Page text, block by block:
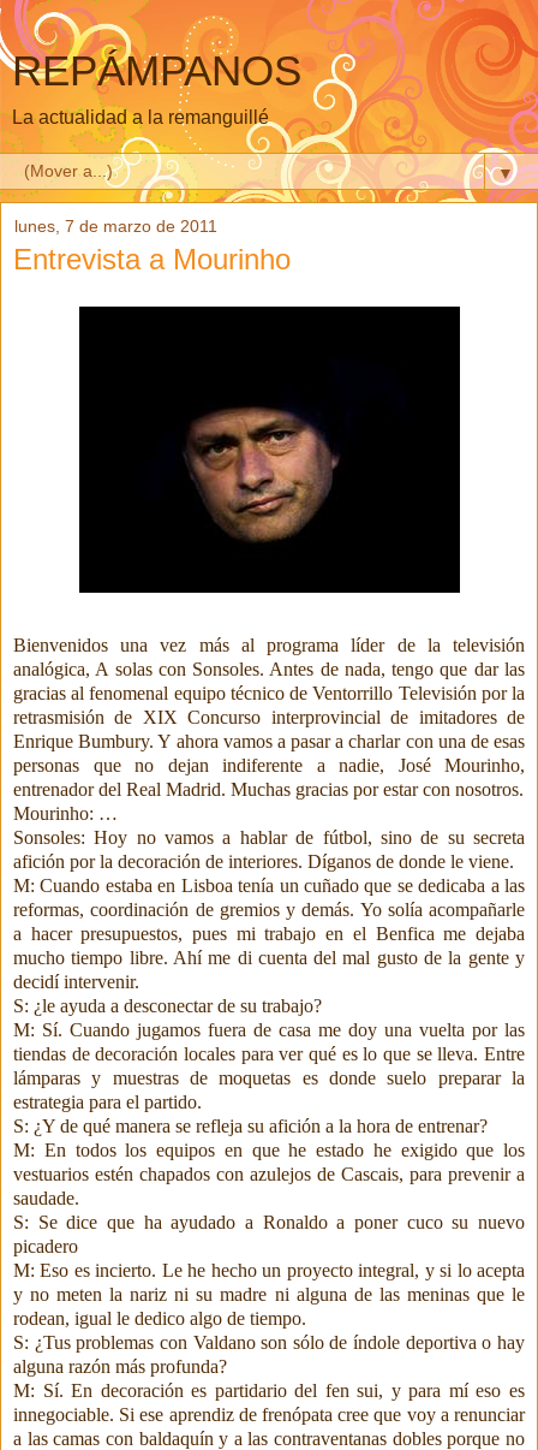
REPÁMPANOS
La actualidad a la remanguillé
▼
lunes, 7 de marzo de 2011
Entrevista a Mourinho
Bienvenidos una vez más al programa líder de la televisión
analógica, A solas con Sonsoles. Antes de nada, tengo que dar las
gracias al fenomenal equipo técnico de Ventorrillo Televisión por la
retrasmisión de XIX Concurso interprovincial de imitadores de
Enrique Bumbury. Y ahora vamos a pasar a charlar con una de esas
personas que no dejan indiferente a nadie, José Mourinho,
entrenador del Real Madrid. Muchas gracias por estar con nosotros.
Mourinho: …
Sonsoles: Hoy no vamos a hablar de fútbol, sino de su secreta
afición por la decoración de interiores. Díganos de donde le viene.
M: Cuando estaba en Lisboa tenía un cuñado que se dedicaba a las
reformas, coordinación de gremios y demás. Yo solía acompañarle
a hacer presupuestos, pues mi trabajo en el Benfica me dejaba
mucho tiempo libre. Ahí me di cuenta del mal gusto de la gente y
decidí intervenir.
S: ¿le ayuda a desconectar de su trabajo?
M: Sí. Cuando jugamos fuera de casa me doy una vuelta por las
tiendas de decoración locales para ver qué es lo que se lleva. Entre
lámparas y muestras de moquetas es donde suelo preparar la
estrategia para el partido.
S: ¿Y de qué manera se refleja su afición a la hora de entrenar?
M: En todos los equipos en que he estado he exigido que los
vestuarios estén chapados con azulejos de Cascais, para prevenir a
saudade.
S: Se dice que ha ayudado a Ronaldo a poner cuco su nuevo
picadero
M: Eso es incierto. Le he hecho un proyecto integral, y si lo acepta
y no meten la nariz ni su madre ni alguna de las meninas que le
rodean, igual le dedico algo de tiempo.
S: ¿Tus problemas con Valdano son sólo de índole deportiva o hay
alguna razón más profunda?
M: Sí. En decoración es partidario del fen sui, y para mí eso es
innegociable. Si ese aprendiz de frenópata cree que voy a renunciar
a las camas con baldaquín y a las contraventanas dobles porque no